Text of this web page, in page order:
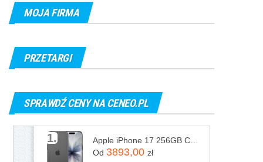
MOJA FIRMA
PRZETARGI
SPRAWDŹ CENY NA CENEO.PL
1.
Od 3893,00 zł